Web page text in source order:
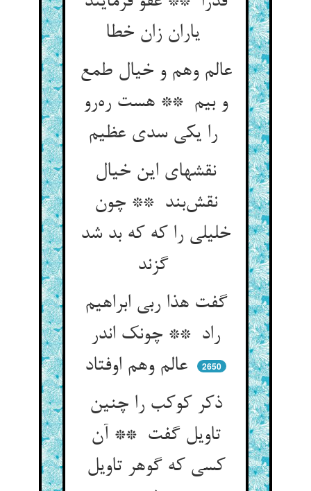
عالم وهم و خیال طمع
و بیم ** هست ره‌رو
نقشهای این خیال
نقش‌بند ** چون
خلیلی را که که بد شد
گزند
گفت هذا ربی ابراهیم
راد ** چونک اندر
2650
ذکر کوکب را چنین
تاویل گفت ** آن
کسی که گوهر تاویل